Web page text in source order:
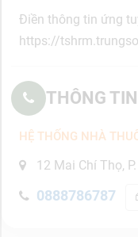
Điền thông tin ứng
https://
THÔNG
HỆ THỐNG NHÀ
12 Mai Chí Thọ,
0888786787